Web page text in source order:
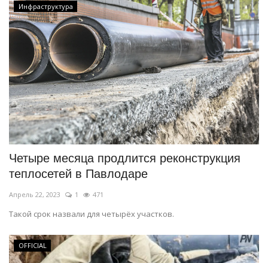
Инфраструктура
Четыре месяца продлится реконструкция
теплосетей в Павлодаре
Апрель 22, 2023 1 471
Такой срок назвали для четырёх участков.
OFFICIAL